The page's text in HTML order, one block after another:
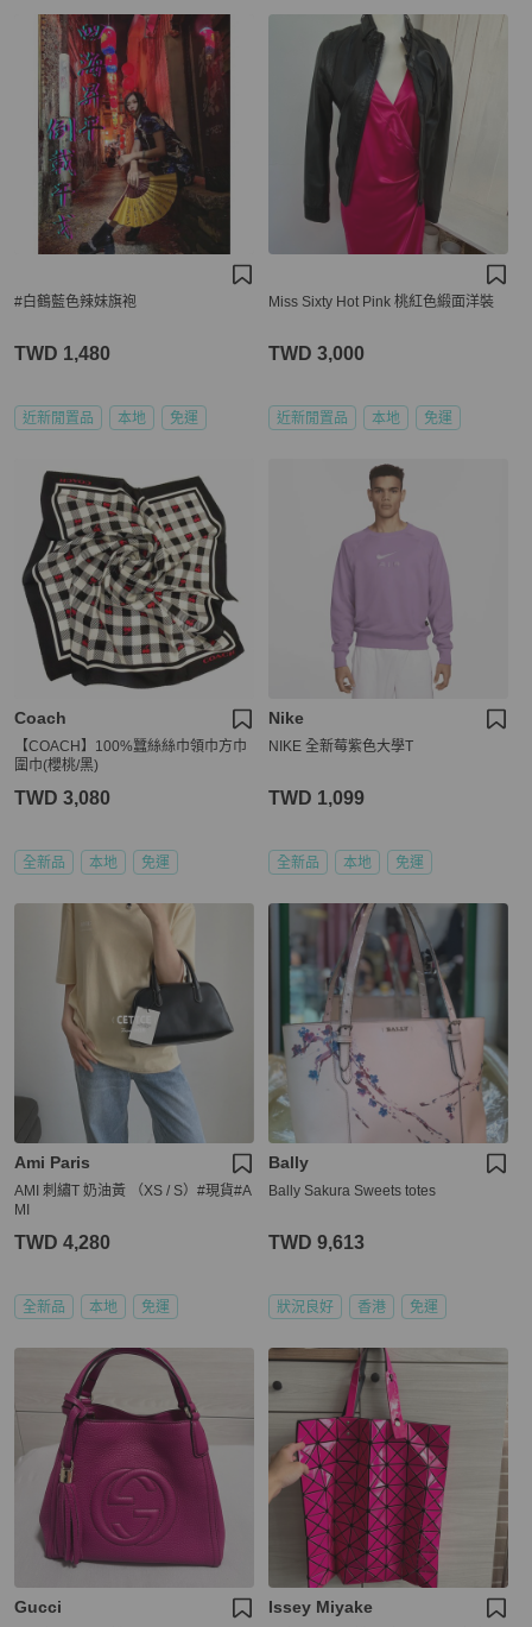
#白鶴藍色辣妹旗袍
TWD 1,480
近新閒置品 本地 免運
Miss Sixty Hot Pink 桃紅色緞面洋裝
TWD 3,000
近新閒置品 本地 免運
Coach
【COACH】100%蠶絲絲巾領巾方巾
圍巾(櫻桃/黑)
TWD 3,080
全新品 本地 免運
Nike
NIKE 全新莓紫色大學T
TWD 1,099
全新品 本地 免運
Ami Paris
AMI 刺繡T 奶油黃 （XS / S）#現貨#A
MI
TWD 4,280
全新品 本地 免運
Bally
Bally Sakura Sweets totes
TWD 9,613
狀況良好 香港 免運
Gucci Issey Miyake